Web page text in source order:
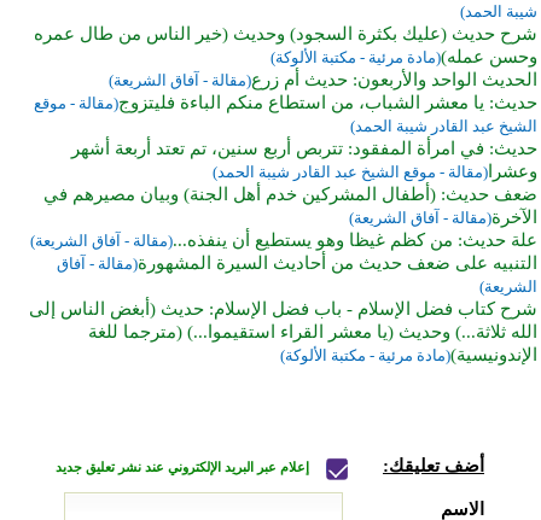
شيبة الحمد)
شرح حديث (عليك بكثرة السجود) وحديث (خير الناس من طال عمره
وحسن عمله)(مادة مرئية - مكتبة الألوكة)
الحديث الواحد والأربعون: حديث أم زرع(مقالة - آفاق الشريعة)
حديث: يا معشر الشباب، من استطاع منكم الباءة فليتزوج(مقالة - موقع
الشيخ عبد القادر شيبة الحمد)
حديث: في امرأة المفقود: تتربص أربع سنين، تم تعتد أربعة أشهر
وعشرا (مقالة - موقع الشيخ عبد القادر شيبة الحمد)
ضعف حديث: (أطفال المشركين خدم أهل الجنة) وبيان مصيرهم في
الآخرة(مقالة - آفاق الشريعة)
علة حديث: من كظم غيظا وهو يستطيع أن ينفذه...(مقالة - آفاق الشريعة)
التنبيه على ضعف حديث من أحاديث السيرة المشهورة(مقالة - آفاق
الشريعة)
شرح كتاب فضل الإسلام - باب فضل الإسلام: حديث (أبغض الناس إلى
الله ثلاثة...) وحديث (يا معشر القراء استقيموا...) (مترجما للغة
الإندونيسية)(مادة مرئية - مكتبة الألوكة)
أضف تعليقك: إعلام عبر البريد الإلكتروني عند نشر تعليق جديد
الاسم